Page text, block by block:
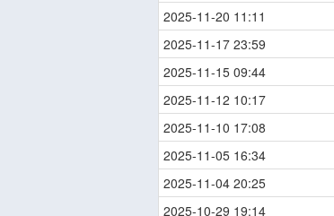
2025-11-20 11:11
2025-11-17 23:59
2025-11-15 09:44
2025-11-12 10:17
2025-11-10 17:08
2025-11-05 16:34
2025-11-04 20:25
2025-10-29 19:14